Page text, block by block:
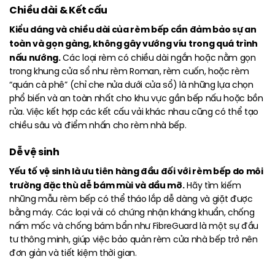
Chiều dài & Kết cấu
Kiểu dáng và chiều dài của rèm bếp cần đảm bảo sự an
toàn và gọn gàng, không gây vướng víu trong quá trình
nấu nướng.Các loại rèm có chiều dài ngắn hoặc nằm gọn
trong khung cửa sổ như rèm Roman, rèm cuốn, hoặc rèm
“quán cà phê” (chỉ che nửa dưới cửa sổ) là những lựa chọn
phổ biến và an toàn nhất cho khu vực gần bếp nấu hoặc bồn
rửa. Việc kết hợp các kết cấu vải khác nhau cũng có thể tạo
chiều sâu và điểm nhấn cho rèm nhà bếp.
Dễ vệ sinh
Yếu tố vệ sinh là ưu tiên hàng đầu đối với rèm bếp do môi
trường đặc thù dễ bám mùi và dầu mỡ.Hãy tìm kiếm
những mẫu rèm bếp có thể tháo lắp dễ dàng và giặt được
bằng máy. Các loại vải có chứng nhận kháng khuẩn, chống
nấm mốc và chống bám bẩn như FibreGuard là một sự đầu
tư thông minh, giúp việc bảo quản rèm cửa nhà bếp trở nên
đơn giản và tiết kiệm thời gian.